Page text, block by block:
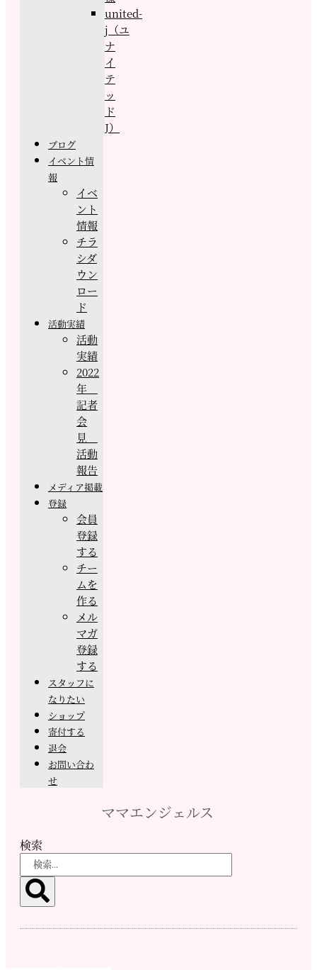
united-
j（ユ
ナ
イ
テ
ッ
ド
J）
ブログ
イベント情
報
イベ
ント
情報
チラ
シダ
ウン
ロー
ド
活動実績
活動
実績
2022
年
記者
会
見
活動
報告
メディア掲載
登録
会員
登録
する
チー
ムを
作る
メル
マガ
登録
する
スタッフに
なりたい
ショップ
寄付する
退会
お問い合わ
せ
ママエンジェルス
検索